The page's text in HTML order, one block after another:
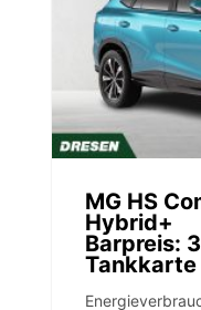
MG HS
Hybrid+
Barpreis:
Tankkarte